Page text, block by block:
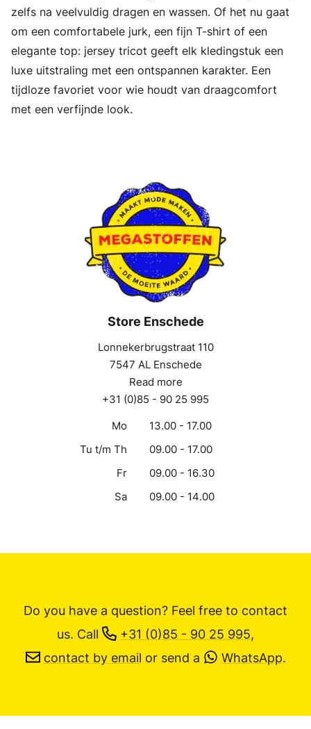
zelfs na veelvuldig dragen en wassen. Of het nu gaat
om een comfortabele jurk, een fijn T-shirt of een
elegante top: jersey tricot geeft elk kledingstuk een
luxe uitstraling met een ontspannen karakter. Een
tijdloze favoriet voor wie houdt van draagcomfort
met een verfijnde look.
Store Enschede
Lonnekerbrugstraat 110
7547 AL Enschede
Read more
+31 (0)85 - 90 25 995
Mo
13.00 - 17.00
Tu t/m Th
09.00 - 17.00
Fr
09.00 - 16.30
Sa
09.00 - 14.00
Do you have a question? Feel free to contact
us. Call +31 (0)85 - 90 25 995,
contact by email or send a WhatsApp.